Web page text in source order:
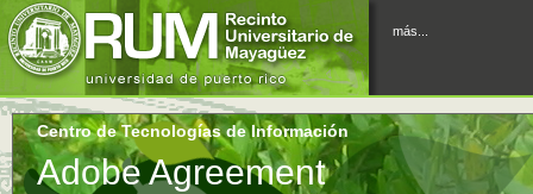
más...
Centro de Tecnologías de Información
Adobe Agreement